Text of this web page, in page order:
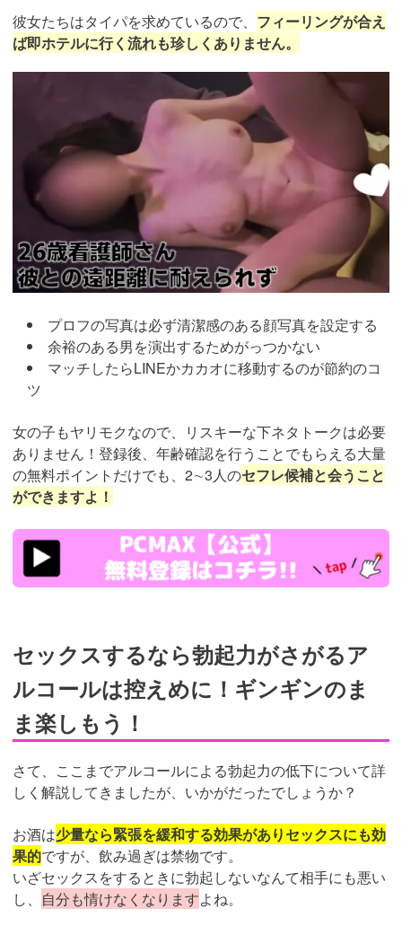
彼女たちはタイパを求めているので、 フィーリングが合え
ば即ホテルに行く流れも珍しくありません。
プロフの写真は必ず清潔感のある顔写真を設定する
余裕のある男を演出するためがっつかない
マッチしたらLINEかカカオに移動するのが節約のコ
ツ
女の子もヤリモクなので、リスキーな下ネタトークは必要
ありません！登録後、年齢確認を行うことでもらえる大量
の無料ポイントだけでも、2∼3人のセフレ候補と会うこと
ができますよ！
https://pcmax.jp/lp/?
ad_id=rm307152
セックスするなら勃起力がさがるア
ルコールは控えめに！ギンギンのま
ま楽しもう！
さて、ここまでアルコールによる勃起力の低下について詳
しく解説してきましたが、いかがだったでしょうか？
お酒は少量なら緊張を緩和する効果がありセックスにも効
果的ですが、飲み過ぎは禁物です。
いざセックスをするときに勃起しないなんて相手にも悪い
し、 自分も情けなくなりますよね。